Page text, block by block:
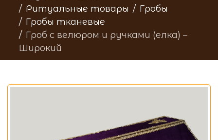
Ритуальные товары
Гробы
Гробы тканевые
Гроб с велюром и ручками (елка) –
Широкий